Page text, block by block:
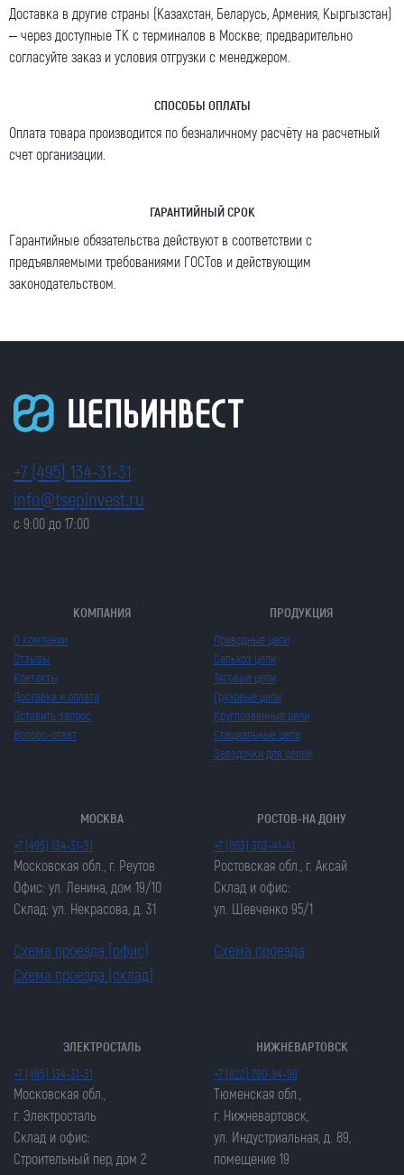
Доставка в другие страны (Казахстан, Беларусь, Армения, Кыргызстан)
– через доступные ТК с терминалов в Москве; предварительно
согласуйте заказ и условия отгрузки с менеджером.
СПОСОБЫ ОПЛАТЫ
Оплата товара производится по безналичному расчёту на расчетный
счет организации.
ГАРАНТИЙНЫЙ СРОК
Гарантийные обязательства действуют в соответствии с
предъявляемыми требованиями ГОСТов и действующим
законодательством.
+7 (495) 134-31-31
info@tsepinvest.ru
с 9:00 до 17:00
КОМПАНИЯ
О компании
Отзывы
Контакты
Доставка и оплата
Оставить запрос
Вопрос-ответ
ПРОДУКЦИЯ
Приводные цепи
Сельхоз цепи
Тяговые цепи
Грузовые цепи
Круглозвенные цепи
Специальные цепи
Звездочки для цепей
МОСКВА
+7 (495) 134-31-31
Московская обл., г. Реутов
Офис: ул. Ленина, дом 19/10
Склад: ул. Некрасова, д. 31
Схема проезда (офис)
Схема проезда (склад)
РОСТОВ-НА ДОНУ
+7 (863) 303-41-41
Ростовская обл., г. Аксай
Склад и офис:
ул. Шевченко 95/1
Схема проезда
ЭЛЕКТРОСТАЛЬ
+7 (495) 134-31-31
Московская обл.,
г. Электросталь
Склад и офис:
Строительный пер, дом 2
НИЖНЕВАРТОВСК
+7 (922) 790-94-99
Тюменская обл.,
г. Нижневартовск,
ул. Индустриальная, д. 89,
помещение 19
Закрыть попап
ЗАКАЗАТЬ ЦЕПЬ
Закрыть попап
ОСТАВИТЬ ЗАЯВКУ
Закрыть попап
ОСТАВИТЬ ЗАЯВКУ
Закрыть попап
ЗАКАЗАТЬ ЦЕПЬ